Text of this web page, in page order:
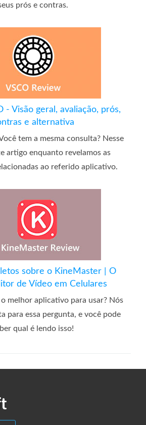
prós e contras.
- Visão geral, avaliação, prós,
e alternativa
tem a mesma consulta? Nesse
artigo enquanto revelamos as
ao referido aplicativo.
sobre o KineMaster | O
de Vídeo em Celulares
melhor aplicativo para usar? Nós
para essa pergunta, e você pode
qual é lendo isso!